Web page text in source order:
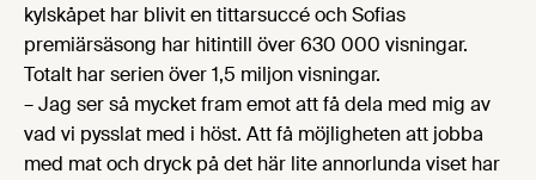
kylskåpet har blivit en tittarsuccé och Sofias
premiärsäsong har hitintill över 630 000 visningar.
Totalt har serien över 1,5 miljon visningar.
– Jag ser så mycket fram emot att få dela med mig av
vad vi pysslat med i höst. Att få möjligheten att jobba
med mat och dryck på det här lite annorlunda viset har